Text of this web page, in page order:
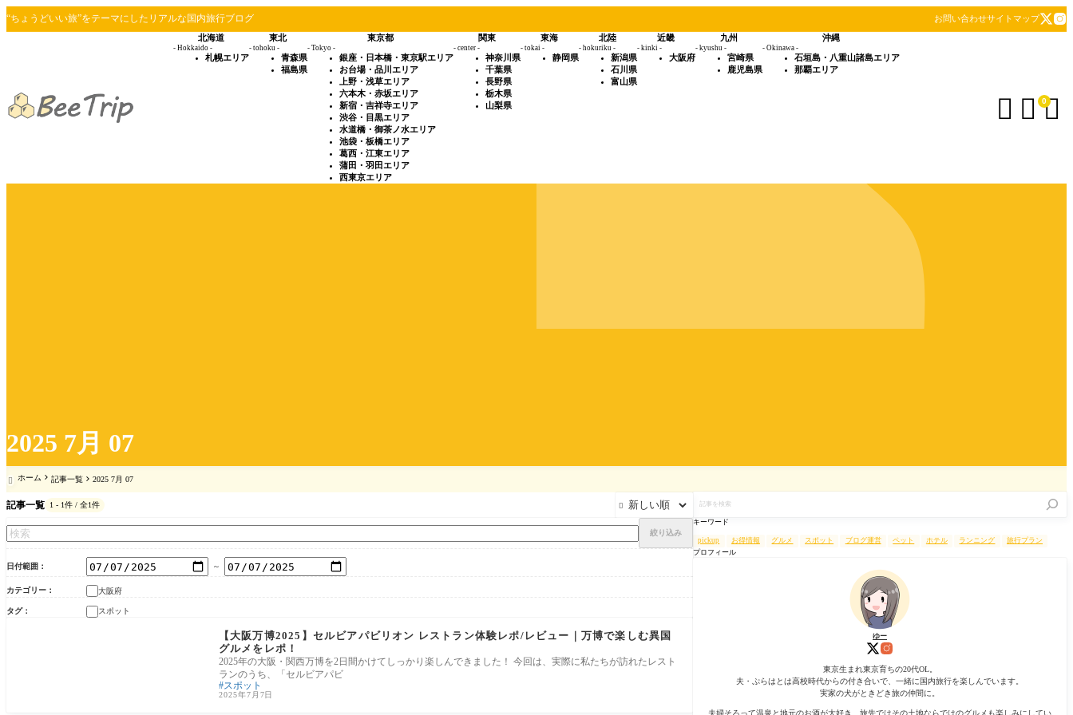
2025 7月 07
“ちょうどいい旅”をテーマにしたリアルな国内旅行ブログ お問い合わせサイトマップ
北海道
- Hokkaido -
札幌エリア
東北
- tohoku -
青森県
福島県
東京都
- Tokyo -
銀座・日本橋・東京駅エリア
お台場・品川エリア
上野・浅草エリア
六本木・赤坂エリア
新宿・吉祥寺エリア
渋谷・目黒エリア
水道橋・御茶ノ水エリア
池袋・板橋エリア
葛西・江東エリア
蒲田・羽田エリア
西東京エリア
関東
- center -
神奈川県
千葉県
長野県
栃木県
山梨県
東海
- tokai -
静岡県
北陸
- hokuriku -
新潟県
石川県
富山県
近畿
- kinki -
大阪府
九州
- kyushu -
宮崎県
鹿児島県
沖縄
- Okinawa -
石垣島・八重山諸島エリア
那覇エリア
  0
 ホーム 記事一覧 2025 7月 07
記事一覧 1 - 1件 / 全1件 
絞り込み
日付範囲 ～
カテゴリー 大阪府
タグ スポット
【大阪万博2025】セルビアパビリオン レストラン体験レポ/レビュー｜万博で楽しむ異国
グルメをレポ！
2025年の大阪・関西万博を2日間かけてしっかり楽しんできました！ 今回は、実際に私たちが訪れたレスト
ランのうち、「セルビアパビ
スポット
2025年7月7日
を
検
索
キーワード
pickup お得情報 グルメ スポット ブログ運営 ペット ホテル ランニング
旅行プラン
プロフィール
ゆー
東京生まれ東京育ちの20代OL。
夫・ぷらはとは高校時代からの付き合いで、一緒に国内旅行を楽しんでいます。
実家の犬がときどき旅の仲間に。
夫婦そろって温泉と地元のお酒が大好き。旅先ではその土地ならではのグルメも楽しみにしてい